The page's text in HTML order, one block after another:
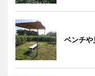
ベンチや